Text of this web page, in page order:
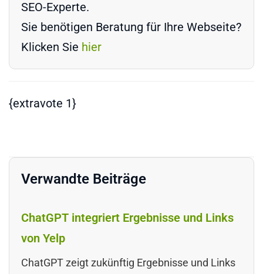
SEO-Experte.
Sie benötigen Beratung für Ihre Webseite?
Klicken Sie hier
{extravote 1}
Verwandte Beiträge
ChatGPT integriert Ergebnisse und Links
von Yelp
ChatGPT zeigt zukünftig Ergebnisse und Links